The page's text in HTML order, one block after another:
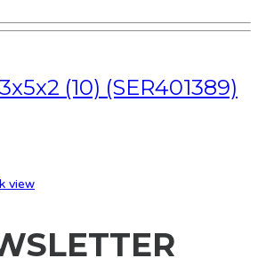
(10) (SER401389)
view